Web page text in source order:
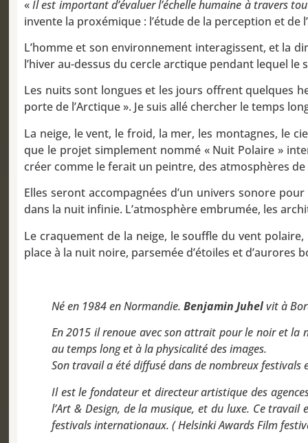
«Il est important d’évaluer l’échelle humaine à travers
invente la proxémique : l’étude de la perception et
L’homme et son environnement interagissent, et la
l’hiver au-dessus du cercle arctique pendant lequel le
Les nuits sont longues et les jours offrent quelques
porte de l’Arctique ». Je suis allé chercher le temps
La neige, le vent, le froid, la mer, les montagnes, le
que le projet simplement nommé « Nuit Polaire »
créer comme le ferait un peintre, des atmosphères
Elles seront accompagnées d’un univers sonore
dans la nuit infinie. L’atmosphère embrumée, les
Le craquement de la neige, le souffle du vent
place à la nuit noire, parsemée d’étoiles et d’aurores
Né en 1984 en Normandie. Benjamin Juhelvit à
En 2015 il renoue avec son attrait pour le noir et la
au temps long et à la physicalité des images.
Son travail a été diffusé dans de nombreux festivals
Il est le fondateur et directeur artistique des
l’Art & Design, de la musique, et du luxe. Ce
festivals internationaux. ( Helsinki Awards Film